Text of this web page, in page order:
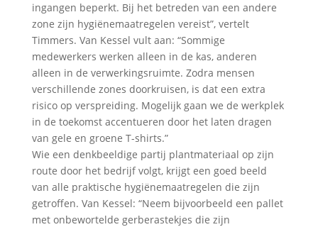
ingangen beperkt. Bij het betreden van een andere
zone zijn hygiënemaatregelen vereist”, vertelt
Timmers. Van Kessel vult aan: “Sommige
medewerkers werken alleen in de kas, anderen
alleen in de verwerkingsruimte. Zodra mensen
verschillende zones doorkruisen, is dat een extra
risico op verspreiding. Mogelijk gaan we de werkplek
in de toekomst accentueren door het laten dragen
van gele en groene T-shirts.”
Wie een denkbeeldige partij plantmateriaal op zijn
route door het bedrijf volgt, krijgt een goed beeld
van alle praktische hygiënemaatregelen die zijn
getroffen. Van Kessel: “Neem bijvoorbeeld een pallet
met onbewortelde gerberastekjes die zijn